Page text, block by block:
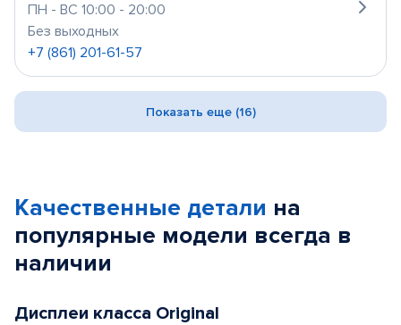
ПН - ВС 10:00 - 20:00
Без выходных
+7 (861) 201-61-57
Показать еще (16)
Качественные детали на
популярные модели всегда в
наличии
Дисплеи класса Original